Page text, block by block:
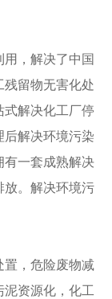
，解决了中国
残留物无害化处
式解决化工厂停
后解决环境污染
有一套成熟解决
放。解决环境污
，危险废物减
资源化，化工